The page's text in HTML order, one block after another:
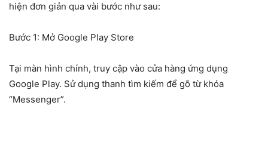
hiện đơn giản qua vài bước như sau:
Bước 1: Mở Google Play Store
Tại màn hình chính, truy cập vào cửa hàng ứng dụng
Google Play. Sử dụng thanh tìm kiếm để gõ từ khóa
“Messenger”.